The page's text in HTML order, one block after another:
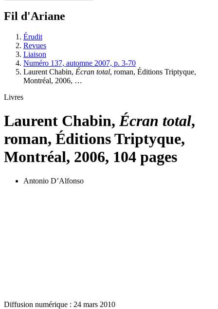
Fil d'Ariane
Érudit
Revues
Liaison
Numéro 137, automne 2007, p. 3-70
Laurent Chabin, Écran total, roman, Éditions Triptyque,
Montréal, 2006, …
Livres
Laurent Chabin, Écran total,
roman, Éditions Triptyque,
Montréal, 2006, 104 pages
Antonio D’Alfonso
Diffusion numérique : 24 mars 2010